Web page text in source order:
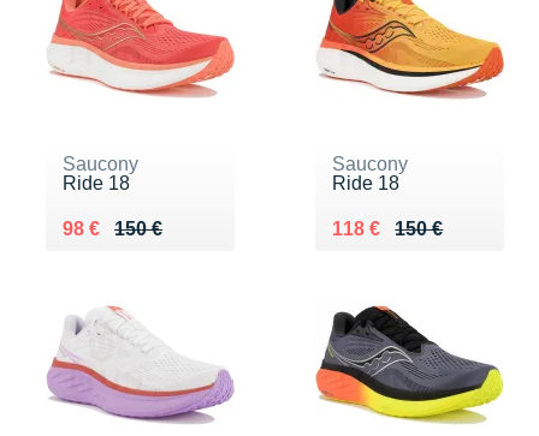
Prijs oplopend
Saucony
Ride 18
150 €
Au lieu de 150 €
98 €
Vendu 98 €
Saucony
Ride 18
150 €
Au lieu de 150 €
118 €
Vendu 118 €